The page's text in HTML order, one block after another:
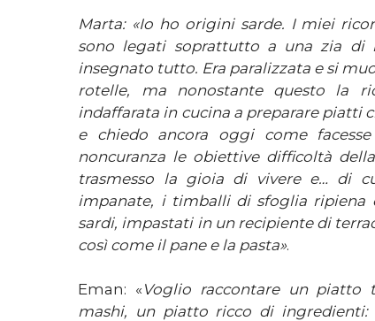
Marta: «Io ho origini sarde. I miei
sono legati soprattutto a una zia di
insegnato tutto. Era paralizzata e si
rotelle, ma nonostante questo la
indaffarata in cucina a preparare piatti
e chiedo ancora oggi come
noncuranza le obiettive difficoltà
trasmesso la gioia di vivere e… di
impanate, i timballi di sfoglia ripiena
sardi, impastati in un recipiente di
così come il pane e la pasta».
Eman: « Voglio raccontare un piatto
mashi, un piatto ricco di